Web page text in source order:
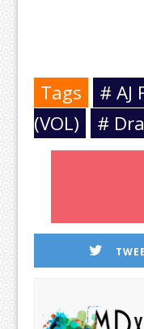
Tags
# AJ
(VOL)
#